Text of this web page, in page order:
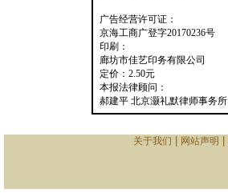
广告经营许可证：
京海工商广登字20170236号
印刷：
廊坊市佳艺印务有限公司
定价：2.50元
本报法律顾问：
郝建平 北京灏礼默律师事务所
关于我们 网站声明